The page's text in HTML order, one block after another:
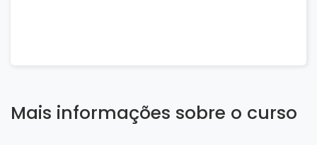
Mais informações sobre o curso